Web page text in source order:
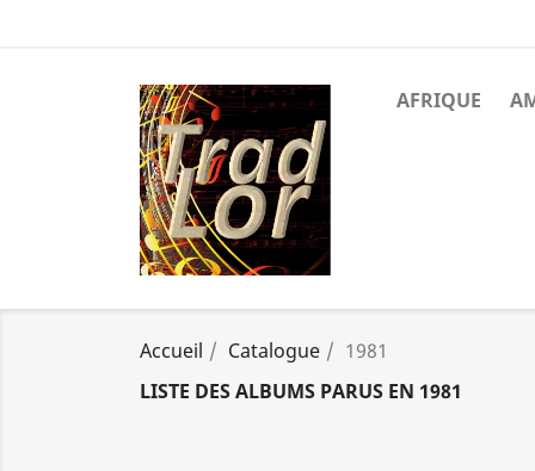
AFRIQUE
Accueil Catalogue
1981
LISTE DES ALBUMS PARUS EN 1981